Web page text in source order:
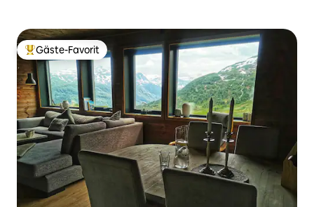
Beliebter Gäste-Favorit.
Gäste-Favorit